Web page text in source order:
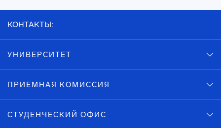
КОНТАКТЫ:
УНИВЕРСИТЕТ
ПРИЕМНАЯ КОМИССИЯ
СТУДЕНЧЕСКИЙ ОФИС